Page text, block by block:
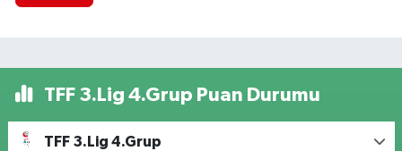
TFF 3.Lig 4.Grup Puan Durumu
TFF 3.Lig 4.Grup